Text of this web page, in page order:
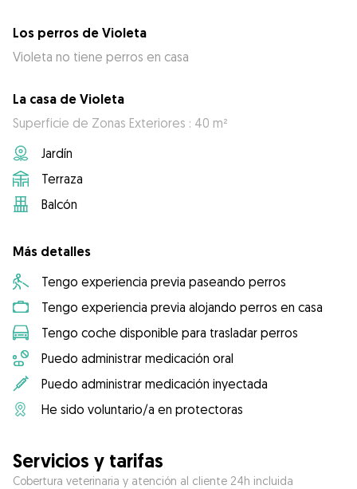
Los perros de Violeta
Violeta no tiene perros en casa
La casa de Violeta
Superficie de Zonas Exteriores : 40 m²
Jardín
Terraza
Balcón
Más detalles
Tengo experiencia previa paseando perros
Tengo experiencia previa alojando perros en casa
Tengo coche disponible para trasladar perros
Puedo administrar medicación oral
Puedo administrar medicación inyectada
He sido voluntario/a en protectoras
Servicios y tarifas
Cobertura veterinaria y atención al cliente 24h incluida